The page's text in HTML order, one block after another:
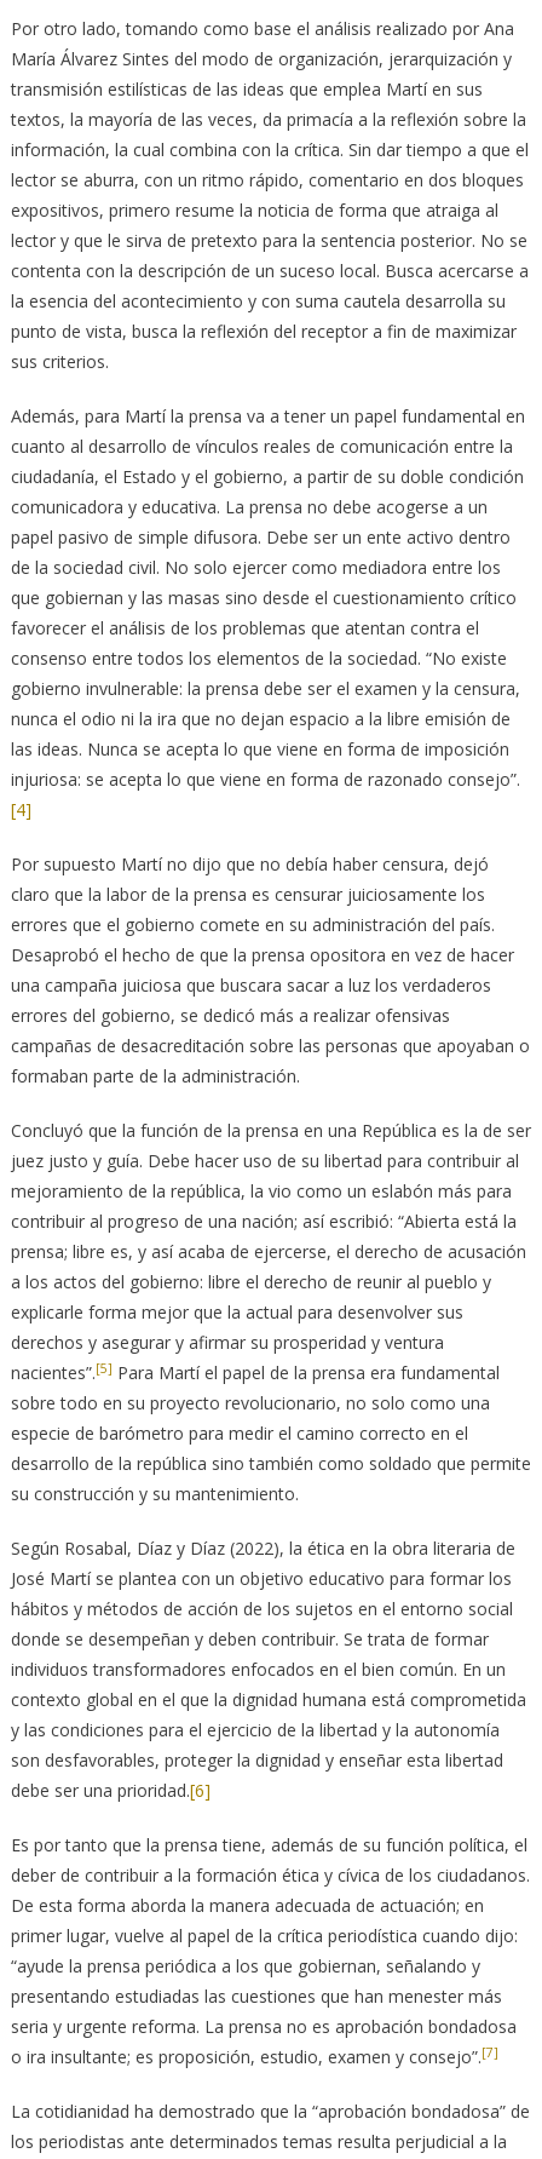
Por otro lado, tomando como base el análisis realizado por Ana
María Álvarez Sintes del modo de organización, jerarquización y
transmisión estilísticas de las ideas que emplea Martí en sus
textos, la mayoría de las veces, da primacía a la reflexión sobre la
información, la cual combina con la crítica. Sin dar tiempo a que el
lector se aburra, con un ritmo rápido, comentario en dos bloques
expositivos, primero resume la noticia de forma que atraiga al
lector y que le sirva de pretexto para la sentencia posterior. No se
contenta con la descripción de un suceso local. Busca acercarse a
la esencia del acontecimiento y con suma cautela desarrolla su
punto de vista, busca la reflexión del receptor a fin de maximizar
sus criterios.
Además, para Martí la prensa va a tener un papel fundamental en
cuanto al desarrollo de vínculos reales de comunicación entre la
ciudadanía, el Estado y el gobierno, a partir de su doble condición
comunicadora y educativa. La prensa no debe acogerse a un
papel pasivo de simple difusora. Debe ser un ente activo dentro
de la sociedad civil. No solo ejercer como mediadora entre los
que gobiernan y las masas sino desde el cuestionamiento crítico
favorecer el análisis de los problemas que atentan contra el
consenso entre todos los elementos de la sociedad. “No existe
gobierno invulnerable: la prensa debe ser el examen y la censura,
nunca el odio ni la ira que no dejan espacio a la libre emisión de
las ideas. Nunca se acepta lo que viene en forma de imposición
injuriosa: se acepta lo que viene en forma de razonado consejo”.
[4]
Por supuesto Martí no dijo que no debía haber censura, dejó
claro que la labor de la prensa es censurar juiciosamente los
errores que el gobierno comete en su administración del país.
Desaprobó el hecho de que la prensa opositora en vez de hacer
una campaña juiciosa que buscara sacar a luz los verdaderos
errores del gobierno, se dedicó más a realizar ofensivas
campañas de desacreditación sobre las personas que apoyaban o
formaban parte de la administración.
Concluyó que la función de la prensa en una República es la de ser
juez justo y guía. Debe hacer uso de su libertad para contribuir al
mejoramiento de la república, la vio como un eslabón más para
contribuir al progreso de una nación; así escribió: “Abierta está la
prensa; libre es, y así acaba de ejercerse, el derecho de acusación
a los actos del gobierno: libre el derecho de reunir al pueblo y
explicarle forma mejor que la actual para desenvolver sus
derechos y asegurar y afirmar su prosperidad y ventura
nacientes”.[5] Para Martí el papel de la prensa era fundamental
sobre todo en su proyecto revolucionario, no solo como una
especie de barómetro para medir el camino correcto en el
desarrollo de la república sino también como soldado que permite
su construcción y su mantenimiento.
Según Rosabal, Díaz y Díaz (2022), la ética en la obra literaria de
José Martí se plantea con un objetivo educativo para formar los
hábitos y métodos de acción de los sujetos en el entorno social
donde se desempeñan y deben contribuir. Se trata de formar
individuos transformadores enfocados en el bien común. En un
contexto global en el que la dignidad humana está comprometida
y las condiciones para el ejercicio de la libertad y la autonomía
son desfavorables, proteger la dignidad y enseñar esta libertad
debe ser una prioridad.[6]
Es por tanto que la prensa tiene, además de su función política, el
deber de contribuir a la formación ética y cívica de los ciudadanos.
De esta forma aborda la manera adecuada de actuación; en
primer lugar, vuelve al papel de la crítica periodística cuando dijo:
“ayude la prensa periódica a los que gobiernan, señalando y
presentando estudiadas las cuestiones que han menester más
seria y urgente reforma. La prensa no es aprobación bondadosa
o ira insultante; es proposición, estudio, examen y consejo”.[7]
La cotidianidad ha demostrado que la “aprobación bondadosa” de
los periodistas ante determinados temas resulta perjudicial a la